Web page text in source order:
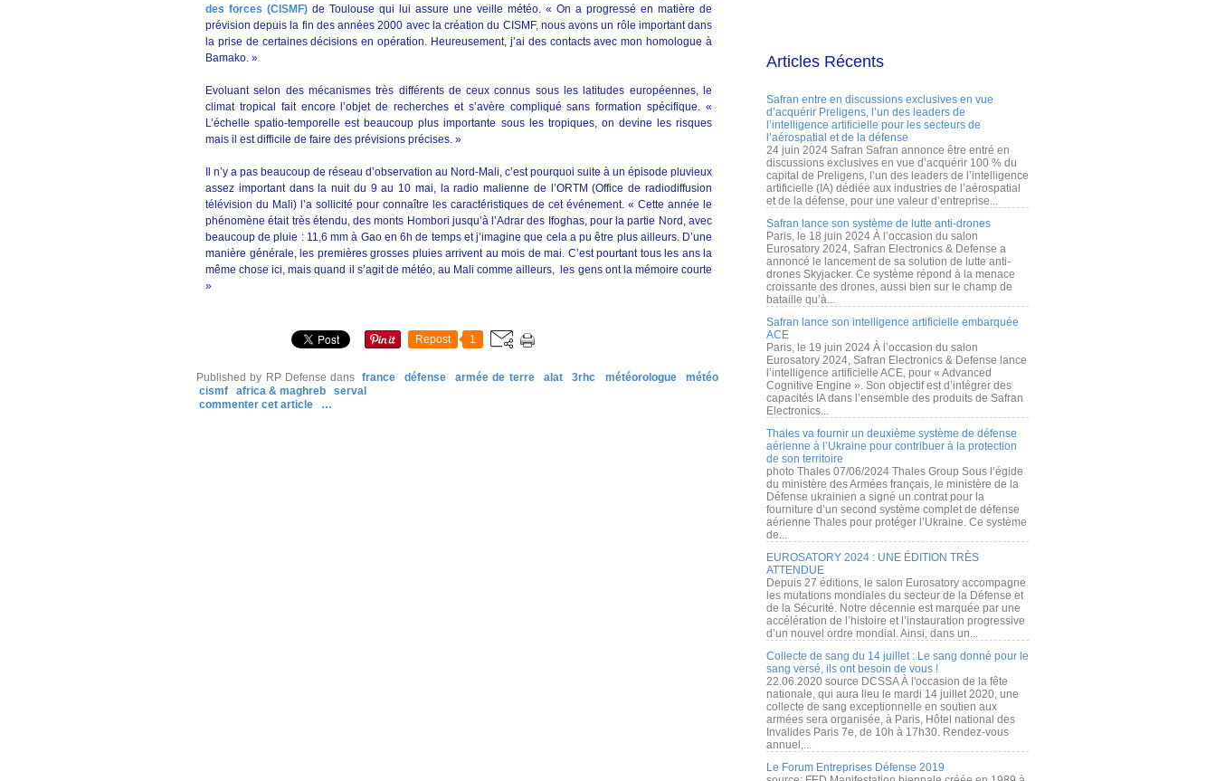
des forces (CISMF) de Toulouse qui lui assure une veille météo. « On a progressé en matière de
prévision depuis la fin des années 2000 avec la création du CISMF, nous avons un rôle important dans
la prise de certaines décisions en opération. Heureusement, j’ai des contacts avec mon homologue à
Bamako. »
Evoluant selon des mécanismes très différents de ceux connus sous les latitudes européennes, le
climat tropical fait encore l’objet de recherches et s’avère compliqué sans formation spécifique. «
L’échelle spatio-temporelle est beaucoup plus importante sous les tropiques, on devine les risques
mais il est difficile de faire des prévisions précises. »
Il n’y a pas beaucoup de réseau d’observation au Nord-Mali, c’est pourquoi suite à un épisode pluvieux
assez important dans la nuit du 9 au 10 mai, la radio malienne de l’ORTM (Office de radiodiffusion
télévision du Mali) l’a sollicité pour connaître les caractéristiques de cet événement. « Cette année le
phénomène était très étendu, des monts Hombori jusqu’à l’Adrar des Ifoghas, pour la partie Nord, avec
beaucoup de pluie : 11,6 mm à Gao en 6h de temps et j’imagine que cela a pu être plus ailleurs. D’une
manière générale, les premières grosses pluies arrivent au mois de mai. C’est pourtant tous les ans la
même chose ici, mais quand il s’agit de météo, au Mali comme ailleurs, les gens ont la mémoire courte
»
Repost 1
Published by RP Defense dans france défense armée de terre alat 3rhc météorologue
météo
cismf
africa & maghreb
serval
commenter cet article
…
Articles Récents
Safran entre en discussions exclusives en vue
d’acquérir Preligens, l’un des leaders de
l’intelligence artificielle pour les secteurs de
l’aérospatial et de la défense
24 juin 2024 Safran Safran annonce être entré en
discussions exclusives en vue d’acquérir 100 % du
capital de Preligens, l’un des leaders de l’intelligence
artificielle (IA) dédiée aux industries de l’aérospatial
et de la défense, pour une valeur d’entreprise...
Safran lance son système de lutte anti-drones
Paris, le 18 juin 2024 À l’occasion du salon
Eurosatory 2024, Safran Electronics & Defense a
annoncé le lancement de sa solution de lutte anti-
drones Skyjacker. Ce système répond à la menace
croissante des drones, aussi bien sur le champ de
bataille qu’à...
Safran lance son intelligence artificielle embarquée
ACE
Paris, le 19 juin 2024 À l’occasion du salon
Eurosatory 2024, Safran Electronics & Defense lance
l’intelligence artificielle ACE, pour « Advanced
Cognitive Engine ». Son objectif est d’intégrer des
capacités IA dans l’ensemble des produits de Safran
Electronics...
Thales va fournir un deuxième système de défense
aérienne à l’Ukraine pour contribuer à la protection
de son territoire
photo Thales 07/06/2024 Thales Group Sous l’égide
du ministère des Armées français, le ministère de la
Défense ukrainien a signé un contrat pour la
fourniture d’un second système complet de défense
aérienne Thales pour protéger l’Ukraine. Ce système
de...
EUROSATORY 2024 : UNE ÉDITION TRÈS
ATTENDUE
Depuis 27 éditions, le salon Eurosatory accompagne
les mutations mondiales du secteur de la Défense et
de la Sécurité. Notre décennie est marquée par une
accélération de l’histoire et l’instauration progressive
d’un nouvel ordre mondial. Ainsi, dans un...
Collecte de sang du 14 juillet : Le sang donné pour le
sang versé, ils ont besoin de vous !
22.06.2020 source DCSSA À l'occasion de la fête
nationale, qui aura lieu le mardi 14 juillet 2020, une
collecte de sang exceptionnelle en soutien aux
armées sera organisée, à Paris, Hôtel national des
Invalides Paris 7e, de 10h à 17h30. Rendez-vous
annuel,...
Le Forum Entreprises Défense 2019